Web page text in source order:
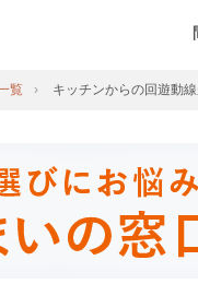
覧 キッチンからの回遊動